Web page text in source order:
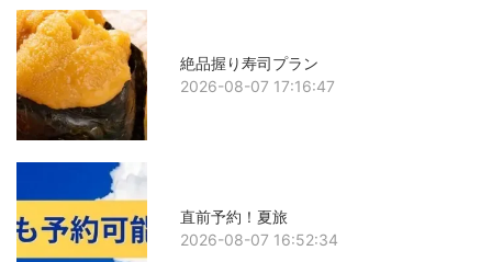
絶品握り寿司プラン
2026-08-07 17:16:47
直前予約！夏旅
2026-08-07 16:52:34